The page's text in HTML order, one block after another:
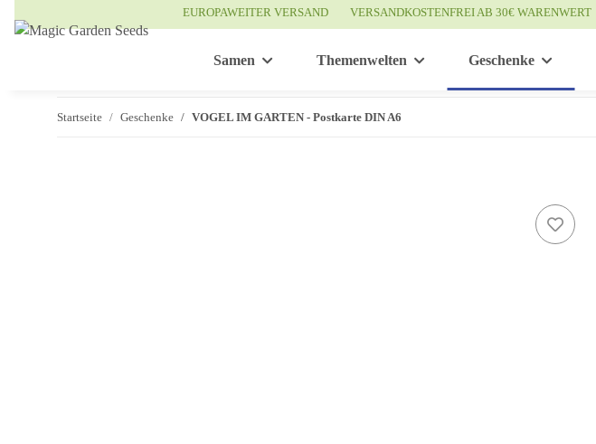
EUROPAWEITER VERSAND VERSANDKOSTENFREI AB 30€ WARENWERT
Samen Themenwelten Geschenke
Startseite Geschenke VOGEL IM GARTEN - Postkarte DIN A6